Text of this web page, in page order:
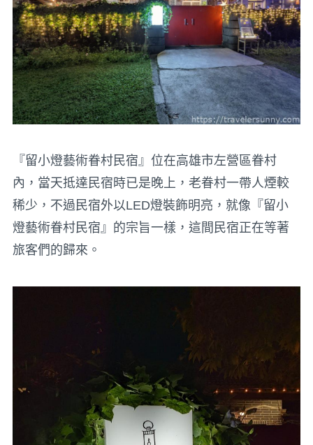
『留小燈藝術眷村民宿』位在高雄市左營區眷村
內，當天抵達民宿時已是晚上，老眷村一帶人煙較
稀少，不過民宿外以LED燈裝飾明亮，就像『留小
燈藝術眷村民宿』的宗旨一樣，這間民宿正在等著
旅客們的歸來。